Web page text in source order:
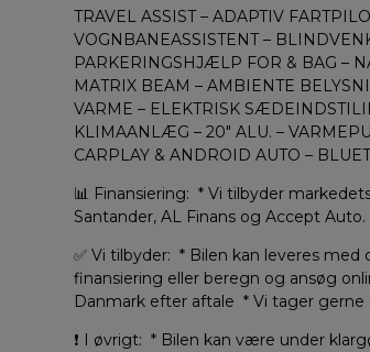
TRAVEL ASSIST – ADAPTIV
VOGNBANEASSISTENT –
PARKERINGSHJÆLP FOR & BAG –
MATRIX BEAM – AMBIENTE
VARME – ELEKTRISK
KLIMAANLÆG – 20″ ALU. –
CARPLAY & ANDROID AUTO –
📊 Finansiering: * Vi tilbyder
Santander, AL Finans og Accept Auto.
✅ Vi tilbyder: * Bilen kan leveres
finansiering eller beregn og ansøg
Danmark efter aftale * Vi tager
❗ I øvrigt: * Bilen kan være under